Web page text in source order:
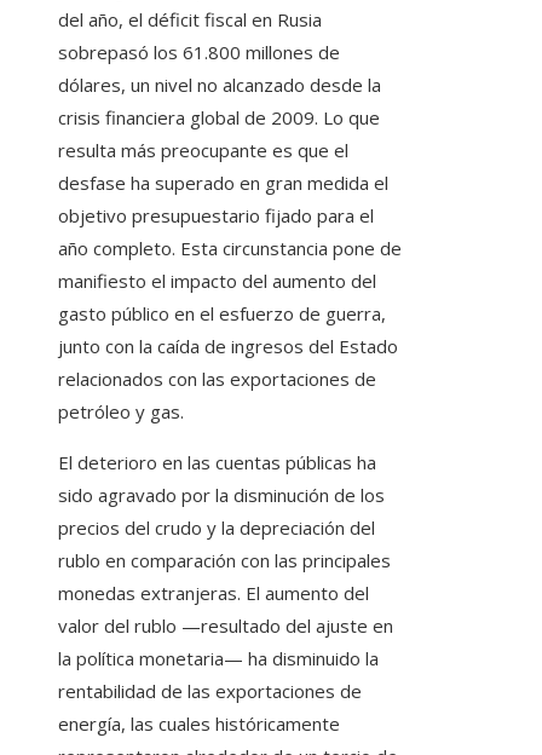
del año, el déficit fiscal en Rusia
sobrepasó los 61.800 millones de
dólares, un nivel no alcanzado desde la
crisis financiera global de 2009. Lo que
resulta más preocupante es que el
desfase ha superado en gran medida el
objetivo presupuestario fijado para el
año completo. Esta circunstancia pone de
manifiesto el impacto del aumento del
gasto público en el esfuerzo de guerra,
junto con la caída de ingresos del Estado
relacionados con las exportaciones de
petróleo y gas.
El deterioro en las cuentas públicas ha
sido agravado por la disminución de los
precios del crudo y la depreciación del
rublo en comparación con las principales
monedas extranjeras. El aumento del
valor del rublo —resultado del ajuste en
la política monetaria— ha disminuido la
rentabilidad de las exportaciones de
energía, las cuales históricamente